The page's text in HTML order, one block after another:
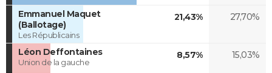
Emmanuel Maquet
(Ballotage)
Les Républicains
21,43% 27,70%
Léon Deffontaines
Union de la gauche
8,57% 15,03%